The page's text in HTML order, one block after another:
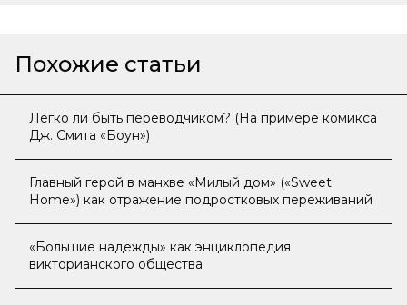
Похожие статьи
Легко ли быть переводчиком? (На примере комикса
Дж. Смита «Боун»)
Главный герой в манхве «Милый дом» («Sweet
Home») как отражение подростковых переживаний
«Большие надежды» как энциклопедия
викторианского общества